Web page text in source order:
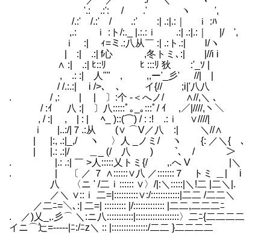
'.: .:': / .' ヽ ',
/.:' /.:' / .:' :| .:|.:｜ ｉ :ﾊ
,.: ｉ :ト/:._ |.:.:ｉ .:| .:|.:｜ |/ ',
ｉ :| ｨ=ミ.:八从￣ :| .:ト.:| l/ヽ
| :| .:| f心 ,冬トミ､:| |//i i
∧ :| .:| ﾋ::ﾘ ﾋ :::ﾘ 狄 :'_ｿ | シルヴィ
, .: :| 人"" , ,,ー'_彡' //| |
/ /.:.:| i />､ ､ イ{// ;i|'八八 山賊や盗賊の
. / ,: | | 〕:个 ‐＜へノ/ ∧//,＼ ､
/ :ｲ 八 :| 〕八:::::ﾟ｡_｡:::ﾟ/ ｲ ,／|////,ヽ＼ 今でも
, / :| , | : | ﾍ_ )::(⌒) / : :! .:ｉ ∨////|
ｉ |..:/|７.:从 (∨ ⌒V／八 :| ＼//∧
| |:, .:|_,/ ヽ 〉人 _ノミ/ ヽ {: ／＼{ ､
| |.: .:|/ ＿_ (/ 八 ) `､
. |.: .:| ￣ >人:::::乂トミ{/ ,.へ V |＼ /￣
. | 〔 ／ ７ ∧::::::∨八 ／:::::::７ トミ ＿|
八 〈ニ ' /二ｉ:::::: ∨〉/|:＼:::::|＼!二 |二＼|.
／＼ ∨::ｉ 二=|::::::::::∨:/::::::::::::|二二 /二二＼
／二ﾆ=＼､:| 二=| ::::::::: |/::::::::::::: |二二,二二二ﾆ
. ／)乂_,.彡⌒ ＼:ニ八:::::::::::|::::::::::::::::::〉二ﾆ{二二二二
イニ⌒辷=‐----|ﾆ:/ﾆz＼ :: |:::::::::::::::/二二 }二二二二